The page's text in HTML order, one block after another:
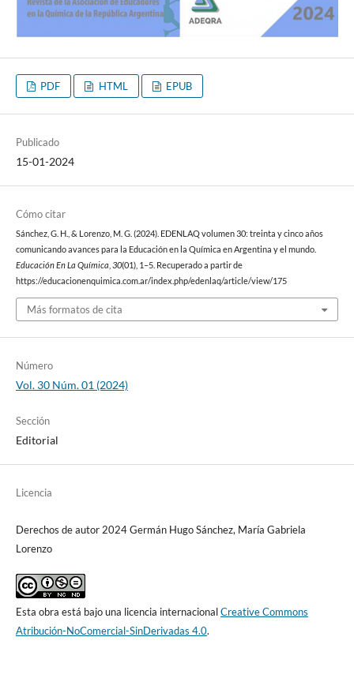
PDF HTML EPUB
Publicado
15-01-2024
Cómo citar
Sánchez, G. H., & Lorenzo, M. G. (2024). EDENLAQ volumen 30: treinta y cinco años
comunicando avances para la Educación en la Química en Argentina y el mundo.
Educación En La Química 30(01), 1–5. Recuperado a partir de
https://educacionenquimica.com.ar/index.php/edenlaq/article/view/175
Más formatos de cita
Número
Vol. 30 Núm. 01 (2024)
Sección
Editorial
Licencia
Derechos de autor 2024 Germán Hugo Sánchez, María Gabriela
Lorenzo
Esta obra está bajo una licencia internacionalCreative Commons
Atribución-NoComercial-SinDerivadas 4.0.